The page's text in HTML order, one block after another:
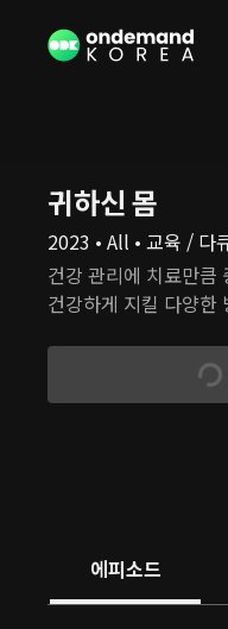
귀하신 몸
2023 • All • 교육 / 다
건강 관리에 치료만큼
건강하게 지킬 다양한
에피소드